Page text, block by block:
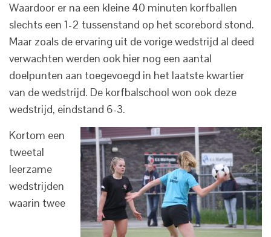
Waardoor er na een kleine 40 minuten korfballen
slechts een 1-2 tussenstand op het scorebord stond.
Maar zoals de ervaring uit de vorige wedstrijd al deed
verwachten werden ook hier nog een aantal
doelpunten aan toegevoegd in het laatste kwartier
van de wedstrijd. De korfbalschool won ook deze
wedstrijd, eindstand 6-3.
Kortom een
tweetal
leerzame
wedstrijden
waarin twee